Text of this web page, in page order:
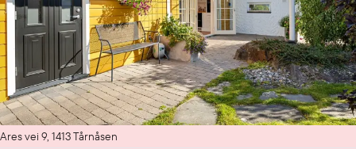
Ares vei 9, 1413 Tårnåsen